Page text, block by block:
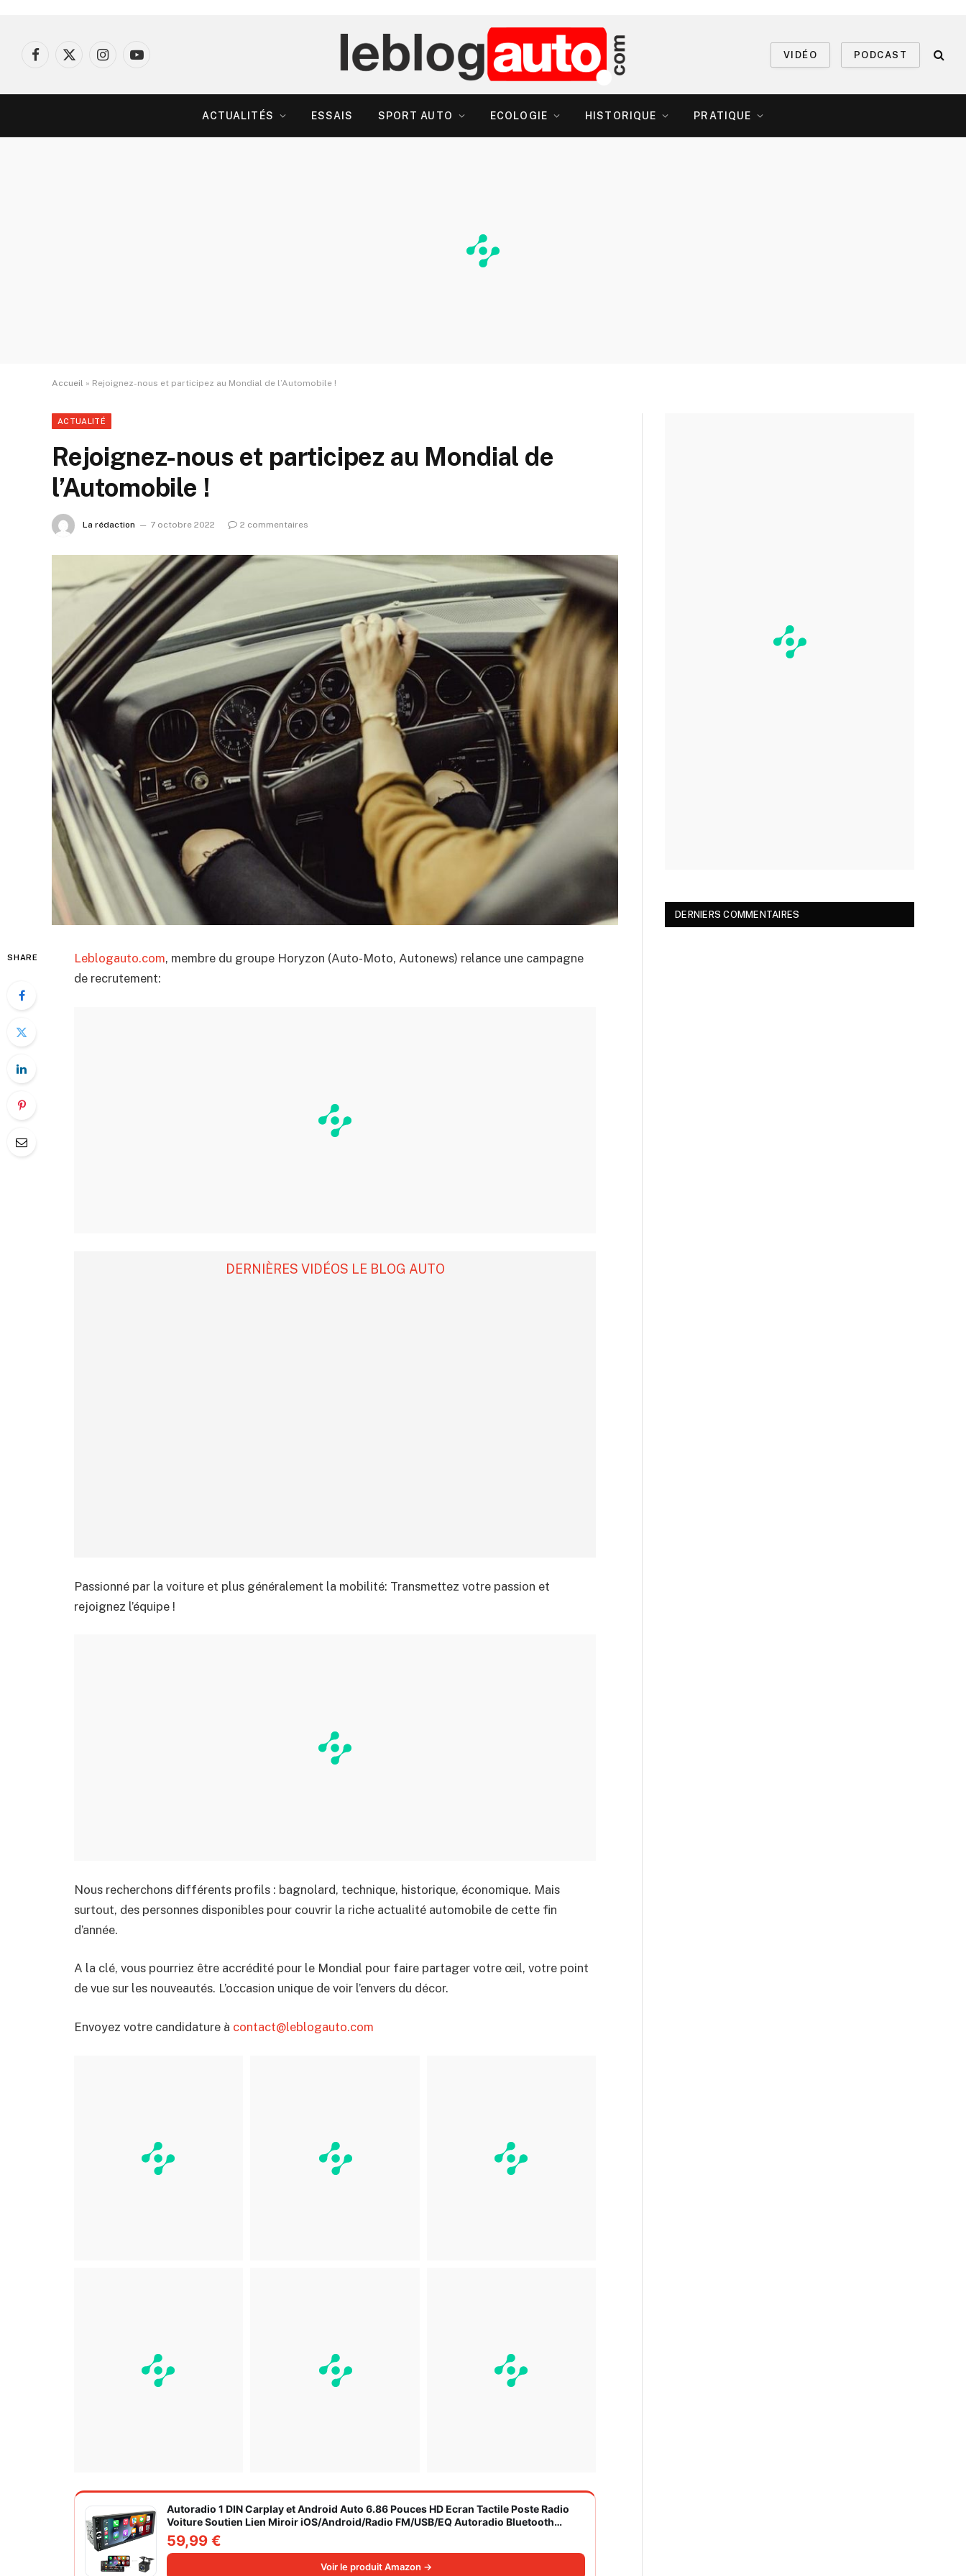
Facebook
X
InstagramYouTube
VIDÉO PODCAST
ACTUALITÉS ESSAIS SPORT AUTO ECOLOGIE HISTORIQUE PRATIQUE
Accueil » Rejoignez-nous et participez au Mondial de l’Automobile !
ACTUALITÉ
Rejoignez-nous et participez au Mondial de
l’Automobile !
La rédaction 7 octobre 2022 2 commentaires
SHARE Leblogauto.com, membre du groupe Horyzon (Auto-Moto, Autonews) relance une campagne
de recrutement:
DERNIÈRES VIDÉOS LE BLOG AUTO
Passionné par la voiture et plus généralement la mobilité: Transmettez votre passion et
rejoignez l’équipe !
Nous recherchons différents profils : bagnolard, technique, historique, économique. Mais
surtout, des personnes disponibles pour couvrir la riche actualité automobile de cette fin
d’année.
A la clé, vous pourriez être accrédité pour le Mondial pour faire partager votre œil, votre point
de vue sur les nouveautés. L’occasion unique de voir l’envers du décor.
Envoyez votre candidature à contact@leblogauto.com
Autoradio 1 DIN Carplay et Android Auto 6.86 Pouces HD Ecran Tactile Poste Radio
Voiture Soutien Lien Miroir iOS/Android/Radio FM/USB/EQ Autoradio Bluetooth
Caméra de Recul
59,99 €
Voir le produit Amazon →
DERNIERS COMMENTAIRES